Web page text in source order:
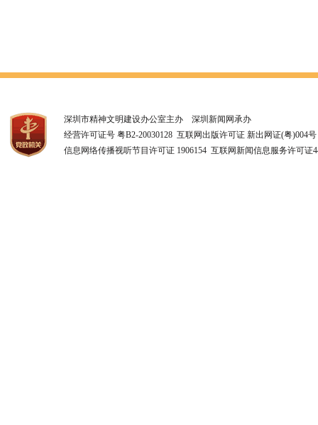
深圳市精神文明建设办公室主办 深圳新闻网承办
经营许可证号 粤B2-20030128 互联网出版许可证 新出网证(粤)004号
信息网络传播视听节目许可证 1906154 互联网新闻信息服务许可证